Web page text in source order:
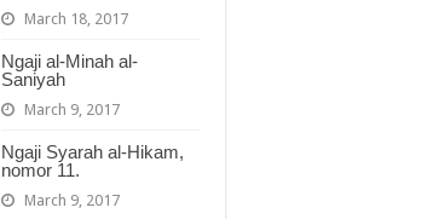
March 18, 2017
Ngaji al-Minah al-
Saniyah
March 9, 2017
Ngaji Syarah al-Hikam,
nomor 11.
March 9, 2017